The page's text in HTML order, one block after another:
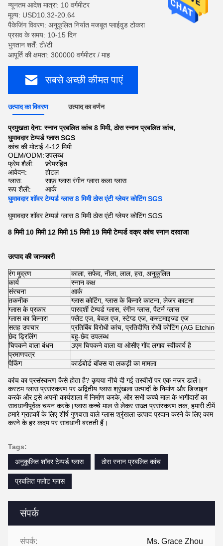
संपर्क
संपर्क: Ms. Grace Zhou
न्यूनतम आदेश मात्रा: 10 वर्गमीटर
मूल्य: USD10.32-20.64
पैकेजिंग विवरण: अनुकूलित निर्यात मजबूत प्लाईवुड टोकरा
प्रसव के समय: 10-15 दिन
भुगतान शर्तें: टी/टी
आपूर्ति की क्षमता: 300000 वर्गमीटर / माह
सबसे अच्छी कीमत पाएं
उत्पाद का विवरण उत्पाद का वर्णन
प्रमुखता देना:स्नान प्रबलित कांच 8 मिमी,ठोस स्नान प्रबलित कांच,
घुमावदार टेम्पर्ड ग्लास SGS
कांच की मोटाई:4-12 मिमी
OEM/ODM:उपलब्ध
फ्रेम शैली:
फ़्रेमरहित
आवेदन:
होटल
ग्लास:
साफ़ ग्लास रंगीन ग्लास कला ग्लास
रूप शैली:
आर्क
घुमावदार शॉवर टेम्पर्ड ग्लास 8 मिमी ठोस एंटी ग्लेयर कोटिंग SGS
घुमावदार शॉवर टेम्पर्ड ग्लास 8 मिमी ठोस एंटी ग्लेयर कोटिंग SGS
8 मिमी 10 मिमी 12 मिमी 15 मिमी 19 मिमी टेम्पर्ड वक्र कांच स्नान दरवाजा
उत्पाद की जानकारी
रंग मुद्रण
काला, सफेद, नीला, लाल, हरा, अनुकूलित
कार्य
स्नान कक्ष
संरचना
आर्क
तकनीक
ग्लास कोटिंग, ग्लास के किनारे काटना, लेजर काटना
ग्लास के प्रकार
पारदर्शी टेम्पर्ड ग्लास, रंगीन ग्लास, पैटर्न ग्लास
ग्लास का किनारा
फ्लैट एज, बेवल एज, स्टेप्ड एज, कस्टमाइज्ड एज
सतह उपचार
प्रतिबिंब विरोधी कांच, प्रतिदीप्ति रोधी कोटिंग (AG
छेद ड्रिलिंग
बहु-छेद उपलब्ध
चिपकने वाला बंधन
3एम चिपकने वाला या ओसीए गोंद लगाव स्वीकार्य है
प्रमाणपत्र
पैकिंग
कार्डबोर्ड बॉक्स या लकड़ी का मामला
कांच का प्रसंस्करण कैसे होता है? कृपया नीचे दी गई तस्वीरों पर एक नज़र डालें।
कस्टम ग्लास प्रसंस्करण पर अद्वितीय ग्लास श्रृंखला उत्पादों के निर्माण और डिजाइन
करके और इसे अपनी कार्यशाला में निर्माण करके, और सभी कच्चे माल के भागीदारों का
सावधानीपूर्वक चयन करके।ग्लास कच्चे माल से लेकर सख्त प्रसंस्करण तक, हमारी टीमें
हमारे ग्राहकों के लिए शीर्ष गुणवत्ता वाले ग्लास श्रृंखला उत्पाद प्रदान करने के लिए काम
करने के हर कदम पर सावधानी बरतती हैं।
Tags:
अनुकूलित शॉवर टेम्पर्ड ग्लास
ठोस स्नान प्रबलित कांच
प्रबलित फ्लोट ग्लास